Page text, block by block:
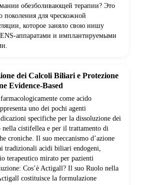
обезболивающей терапии? Это
поколения для чрескожной
которое заняло свою нишу
аппаратами и имплантируемыми
dei Calcoli Biliari e Protezione
Evidence-Based
come acido
uno dei pochi agenti
specifiche per la dissoluzione dei
cistifellea e per il trattamento di
croniche. Il suo meccanismo d’azione
tradizionali acidi biliari endogeni,
terapeutico mirato per pazienti
Cos’è Actigall? Il suo Ruolo nella
costituisce la formulazione